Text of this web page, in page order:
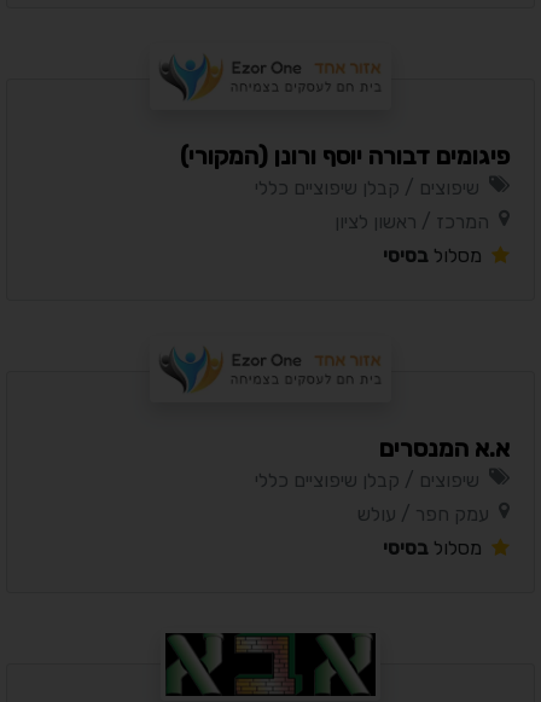
פיגומים דבורה יוסף ורונן (המקורי)
שיפוצים / קבלן שיפוציים כללי
המרכז / ראשון לציון
מסלול בסיסי
א.א המנסרים
שיפוצים / קבלן שיפוציים כללי
עמק חפר / עולש
מסלול בסיסי